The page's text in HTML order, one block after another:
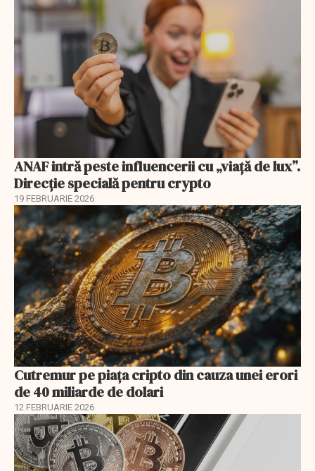
ANAF intră peste influencerii cu „viață de lux”.
Direcție specială pentru crypto
19 FEBRUARIE 2026
Cutremur pe piața cripto din cauza unei erori
de 40 miliarde de dolari
12 FEBRUARIE 2026